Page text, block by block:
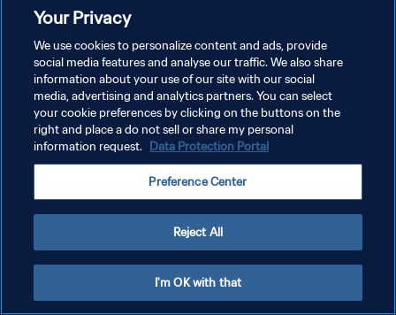
プライバシーポリシー
サービス利用規約
Your Privacy
We use cookies to personalize content and ads, provide
social media features and analyse our traffic. We also share
information about your use of our site with our social
media, advertising and analytics partners. You can select
your cookie preferences by clicking on the buttons on the
right and place a do not sell or share my personal
information request. Data Protection Portal
Preference Center
Reject All
I'm OK with that